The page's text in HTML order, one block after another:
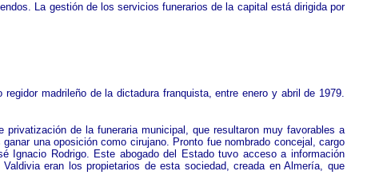
La gestión de los servicios funerarios de la capital está dirigida por
madrileño de la dictadura franquista, entre enero y abril de 1979.
de la funeraria municipal, que resultaron muy favorables a
una oposición como cirujano. Pronto fue nombrado concejal, cargo
Rodrigo. Este abogado del Estado tuvo acceso a información
eran los propietarios de esta sociedad, creada en Almería, que